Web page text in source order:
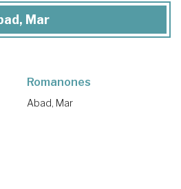
Mar
Romanones
Abad, Mar